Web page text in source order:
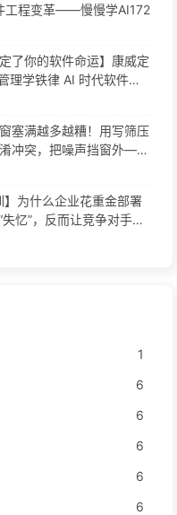
工程变革——慢慢学AI172
了你的软件命运】康威定
学铁律 AI 时代软件工
塞满越多越糟！用写筛压
冲突，把噪声挡窗外——
】为什么企业花重金部署
忆”，反而让竞争对手实
学AI169
1
6
6
6
6
6